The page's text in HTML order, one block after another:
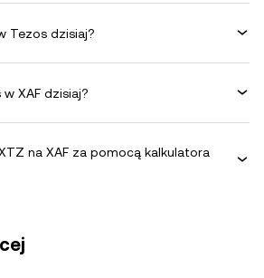
Tezos dzisiaj?
XAF dzisiaj?
na XAF za pomocą kalkulatora